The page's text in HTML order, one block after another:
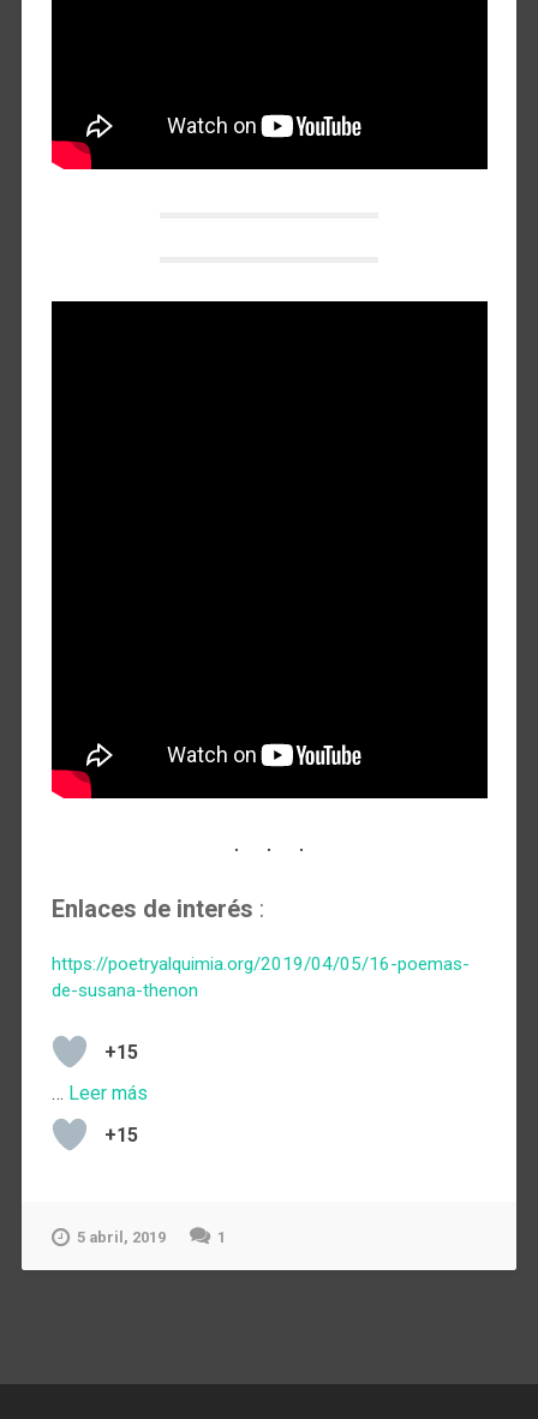
Enlaces de interés :
https://poetryalquimia.org/2019/04/05/16-poemas-
de-susana-thenon
+15
… Leer más
+15
5 abril, 2019 1